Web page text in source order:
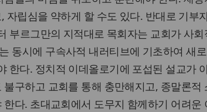
립심을 약하게 할 수도 있다. 반대로 기부
부르그만의 지적대로 목회자는 교회가 사회
동시에 구속사적 내러티브에 기초하여 새
한다. 정치적 이데올로기에 포섭된 설교가
구하고 교회를 통해 충만해지고, 종말론적
다. 초대교회에서 도무지 함께하기 어려운